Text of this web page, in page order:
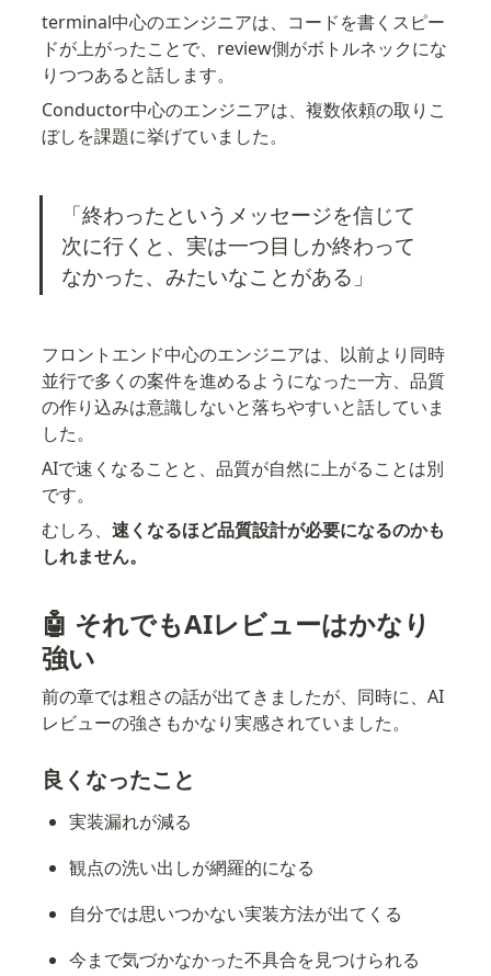
terminal中心のエンジニアは、コードを書くスピー
ドが上がったことで、review側がボトルネックにな
りつつあると話します。
Conductor中心のエンジニアは、複数依頼の取りこ
ぼしを課題に挙げていました。
「終わったというメッセージを信じて
次に行くと、実は一つ目しか終わって
なかった、みたいなことがある」
フロントエンド中心のエンジニアは、以前より同時
並行で多くの案件を進めるようになった一方、品質
の作り込みは意識しないと落ちやすいと話していま
した。
AIで速くなることと、品質が自然に上がることは別
です。
むしろ、 速くなるほど品質設計が必要になるのかも
しれません。
🤖 それでもAIレビューはかなり
強い
前の章では粗さの話が出てきましたが、同時に、AI
レビューの強さもかなり実感されていました。
良くなったこと
実装漏れが減る
観点の洗い出しが網羅的になる
自分では思いつかない実装方法が出てくる
今まで気づかなかった不具合を見つけられる